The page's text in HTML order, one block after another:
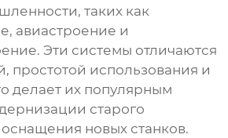
таких как
авиастроение и
Эти системы отличаются
простотой использования и
делает их популярным
старого
новых станков.